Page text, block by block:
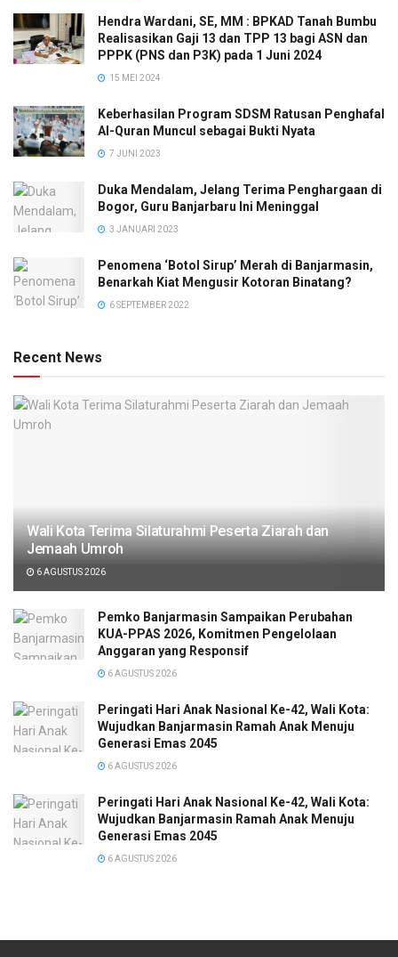
Hendra Wardani, SE, MM : BPKAD Tanah Bumbu
Realisasikan Gaji 13 dan TPP 13 bagi ASN dan
PPPK (PNS dan P3K) pada 1 Juni 2024
15 MEI 2024
Keberhasilan Program SDSM Ratusan Penghafal
Al-Quran Muncul sebagai Bukti Nyata
7 JUNI 2023
Duka Mendalam, Jelang Terima Penghargaan di
Bogor, Guru Banjarbaru Ini Meninggal
3 JANUARI 2023
Penomena ‘Botol Sirup’ Merah di Banjarmasin,
Benarkah Kiat Mengusir Kotoran Binatang?
6 SEPTEMBER 2022
Recent News
Wali Kota Terima Silaturahmi Peserta Ziarah dan
Jemaah Umroh
6 AGUSTUS 2026
Pemko Banjarmasin Sampaikan Perubahan
KUA-PPAS 2026, Komitmen Pengelolaan
Anggaran yang Responsif
6 AGUSTUS 2026
Peringati Hari Anak Nasional Ke-42, Wali Kota:
Wujudkan Banjarmasin Ramah Anak Menuju
Generasi Emas 2045
6 AGUSTUS 2026
Peringati Hari Anak Nasional Ke-42, Wali Kota:
Wujudkan Banjarmasin Ramah Anak Menuju
Generasi Emas 2045
6 AGUSTUS 2026